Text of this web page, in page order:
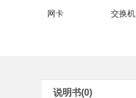
网卡 交换机
说明书(0)